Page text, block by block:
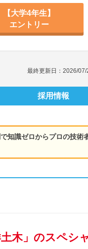
【大学4年生】
エントリー
最終更新日：2026/07/
採用情報
知識ゼロからプロの技術
木」のスペシ